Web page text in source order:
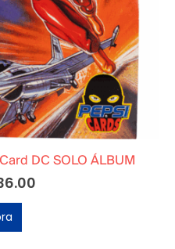
DC SOLO ÁLBUM